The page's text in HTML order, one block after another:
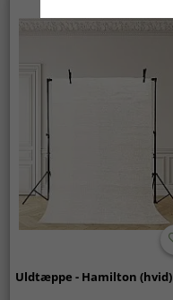
Uldtæppe - Hamilton (hvid)